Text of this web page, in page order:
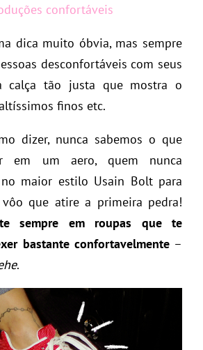
confortáveis
dica muito óbvia, mas sempre
desconfortáveis com seus
calça tão justa que mostra o
finos etc.
dizer, nunca sabemos o que
em um aero, quem nunca
maior estilo Usain Bolt para
que atire a primeira pedra!
sempre em roupas que te
bastante confortavelmente–
.